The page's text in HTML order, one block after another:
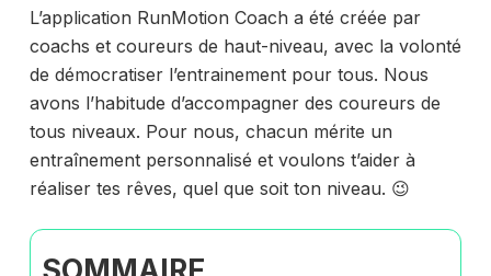
L’application RunMotion Coach a été créée par
coachs et coureurs de haut-niveau, avec la volonté
de démocratiser l’entrainement pour tous. Nous
avons l’habitude d’accompagner des coureurs de
tous niveaux. Pour nous, chacun mérite un
entraînement personnalisé et voulons t’aider à
réaliser tes rêves, quel que soit ton niveau. 😉